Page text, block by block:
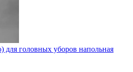
для головных уборов напольная